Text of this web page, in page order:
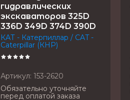
гидравлических
экскаваторов 325D
336D 349D 374D 390D
КАТ - Катерпиллар / CAT -
Caterpillar (КНР)
Артикул: 153-2620
Обязательно уточняйте
перед оплатой заказа